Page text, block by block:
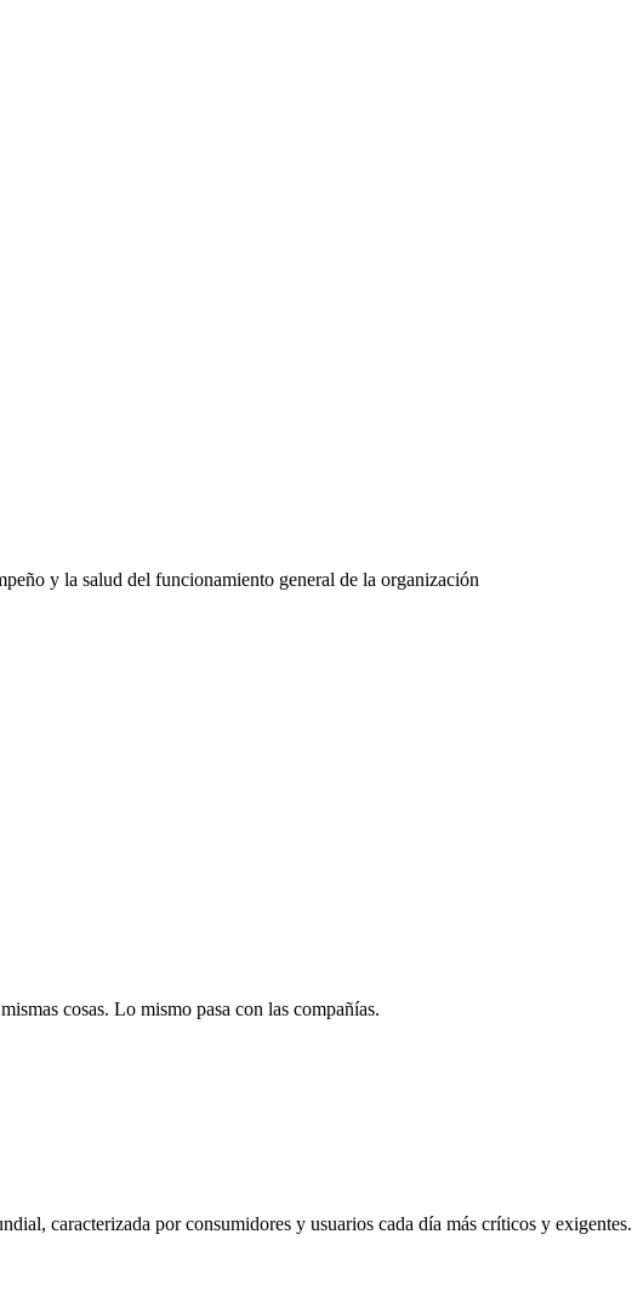
y la salud del funcionamiento general de la organización
cosas. Lo mismo pasa con las compañías.
caracterizada por consumidores y usuarios cada día más críticos y exigentes.